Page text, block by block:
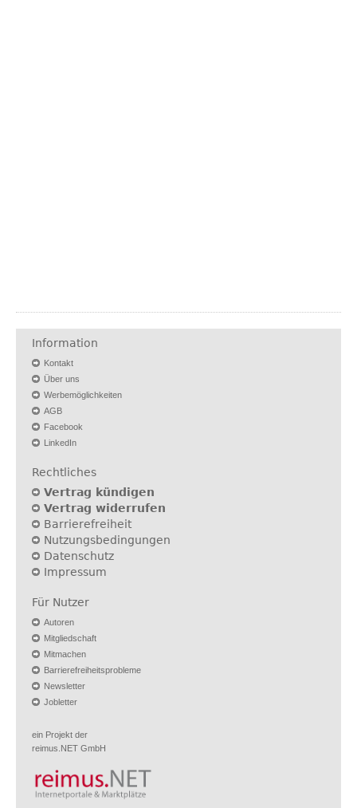
Information
Kontakt
Über uns
Werbemöglichkeiten
AGB
Facebook
LinkedIn
Rechtliches
Vertrag kündigen
Vertrag widerrufen
Barrierefreiheit
Nutzungsbedingungen
Datenschutz
Impressum
Für Nutzer
Autoren
Mitgliedschaft
Mitmachen
Barrierefreiheitsprobleme
Newsletter
Jobletter
ein Projekt der
reimus.NET GmbH